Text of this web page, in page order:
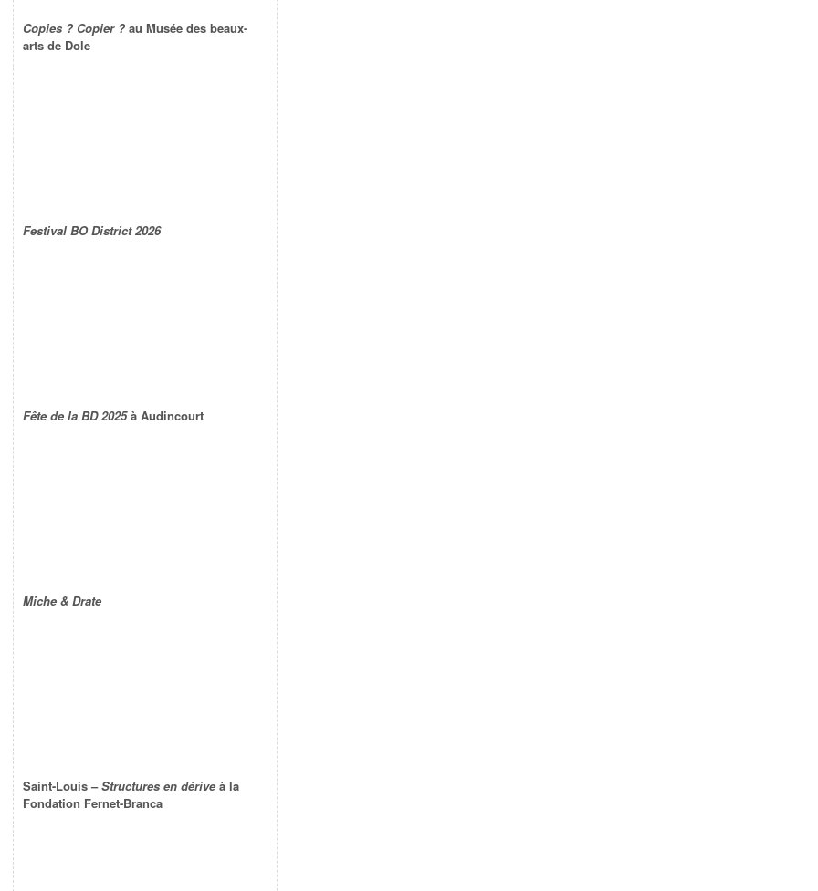
Copies ? Copier ? au Musée des beaux-
arts de Dole
Festival BO District 2026
Fête de la BD 2025à Audincourt
Miche & Drate
Saint-Louis –Structures en dérive à la
Fondation Fernet-Branca